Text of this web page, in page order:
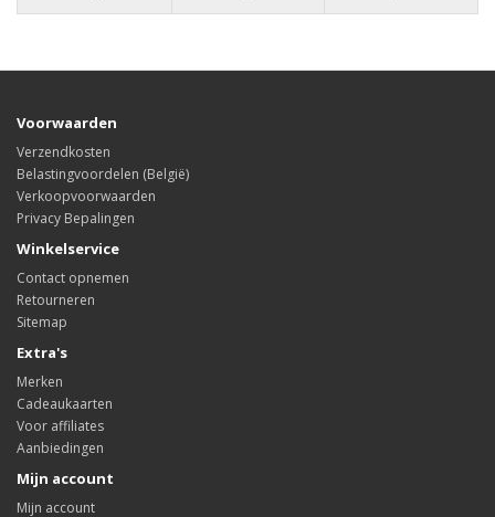
Voorwaarden
Verzendkosten
Belastingvoordelen (België)
Verkoopvoorwaarden
Privacy Bepalingen
Winkelservice
Contact opnemen
Retourneren
Sitemap
Extra's
Merken
Cadeaukaarten
Voor affiliates
Aanbiedingen
Mijn account
Mijn account